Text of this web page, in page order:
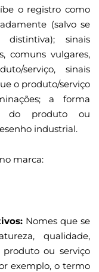
o registro como
(salvo se
sinais
comuns vulgares,
serviço, sinais
o produto/serviço
a forma
do produto ou
industrial.
marca:
Nomes que se
qualidade,
ou serviço
exemplo, o termo